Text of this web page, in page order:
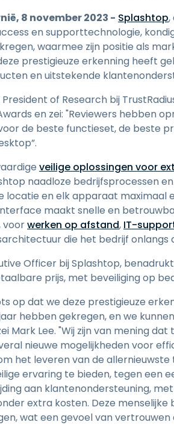
Remote
RDP/SSH/VNC
Op afstand
Wacom
Toegang op
Labo's
Endpoint-
8 november 2023 - Splashtop,
en supporttechnologie,
waarmee zijn positie als
prestigieuze erkenning heeft
en uitstekende
President of Research bij
en zei: "Reviewers hebben
de beste functieset, de beste
veilige oplossingen voor
naadloze bedrijfsprocessen
locatie en elk apparaat maximaal
maakt snelle en
voorwerken op afstand, IT-
die het bedrijf onlangs
Officer bij Splashtop,
prijs, met beveiliging op
op dat we deze prestigieuze
hebben gekregen, en we
Mark Lee. "Wij zijn van mening
nieuwe mogelijkheden voor
het leveren van de
ervaring te bieden, tegen een
aan klantenondersteuning,
extra kosten. Deze
wat een gevoel van